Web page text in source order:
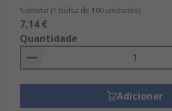
Subtotal (1 bolsa de 100 unidades)
7,14 €
Quantidade
Adicionar